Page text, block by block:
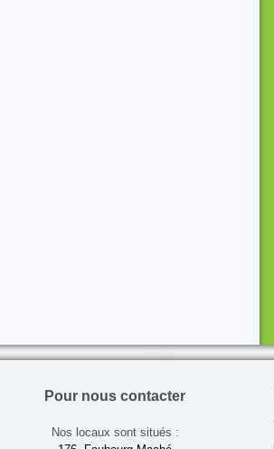
Pour nous contacter
Nos locaux sont situés :